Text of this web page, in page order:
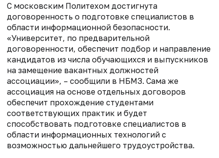
С московским Политехом достигнута
договоренность о подготовке специалистов в
области информационной безопасности.
«Университет, по предварительной
договоренности, обеспечит подбор и направление
кандидатов из числа обучающихся и выпускников
на замещение вакантных должностей
ассоциации», – сообщили в НБМЗ. Сама же
ассоциация на основе отдельных договоров
обеспечит прохождение студентами
соответствующих практик и будет
способствовать подготовке специалистов в
области информационных технологий с
возможностью дальнейшего трудоустройства.